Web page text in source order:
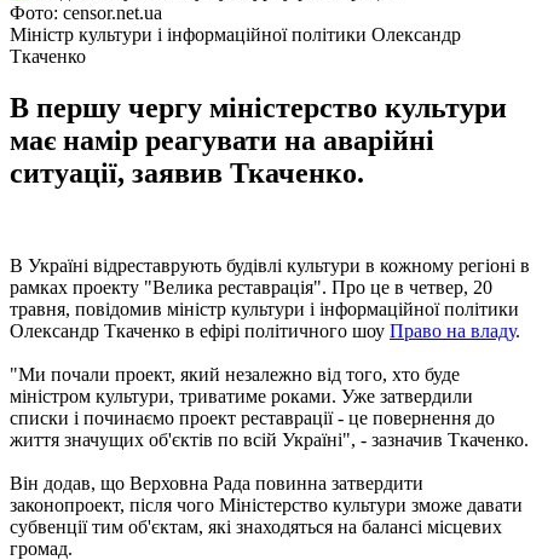
Фото: censor.net.ua
Міністр культури і інформаційної політики Олександр
Ткаченко
В першу чергу міністерство культури
має намір реагувати на аварійні
ситуації, заявив Ткаченко.
В Україні відреставрують будівлі культури в кожному регіоні в
рамках проекту "Велика реставрація". Про це в четвер, 20
травня, повідомив міністр культури і інформаційної політики
Олександр Ткаченко в ефірі політичного шоу Право на владу.
"Ми почали проект, який незалежно від того, хто буде
міністром культури, триватиме роками. Уже затвердили
списки і починаємо проект реставрації - це повернення до
життя значущих об'єктів по всій Україні", - зазначив Ткаченко.
Він додав, що Верховна Рада повинна затвердити
законопроект, після чого Міністерство культури зможе давати
субвенції тим об'єктам, які знаходяться на балансі місцевих
громад.